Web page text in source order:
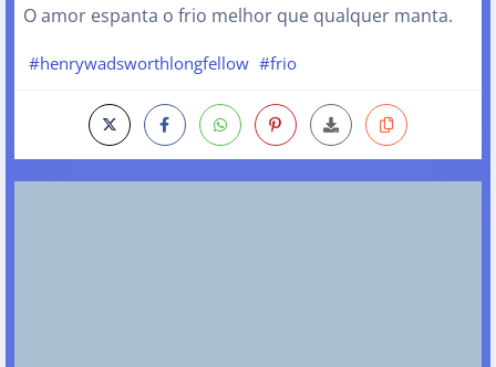
O amor espanta o frio melhor que qualquer manta.
#henrywadsworthlongfellow #frio